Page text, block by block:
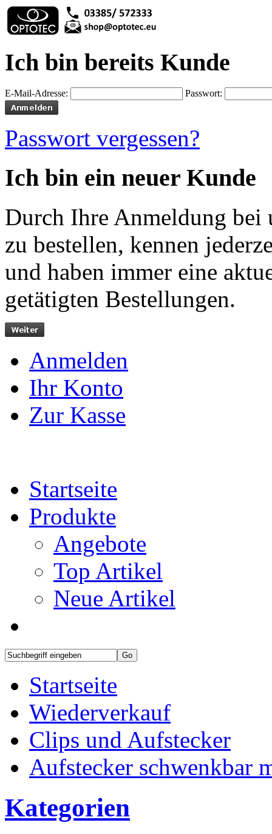
Ich bin bereits Kunde
E-Mail-Adresse: Passwort:
Passwort vergessen?
Ich bin ein neuer Kunde
Durch Ihre Anmeldung bei
zu bestellen, kennen
und haben immer eine
getätigten Bestellungen.
Anmelden
Ihr Konto
Zur Kasse
Startseite
Produkte
Angebote
Top Artikel
Neue Artikel
Startseite
Wiederverkauf
Clips und Aufstecker
Aufstecker schwenkbar
Kategorien